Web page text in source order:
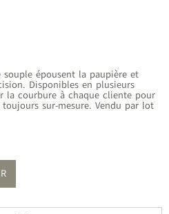
souple épousent la paupière et
Disponibles en plusieurs
la courbure à chaque cliente pour
sur-mesure. Vendu par lot